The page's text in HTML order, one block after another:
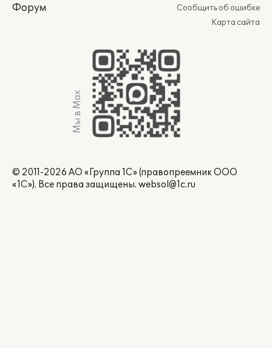
Форум
Сообщить об ошибке
Карта сайта
Мы в Max
© 2011-2026 АО «Группа 1С» (правопреемник ООО
«1С»). Все права защищены. websol@1c.ru